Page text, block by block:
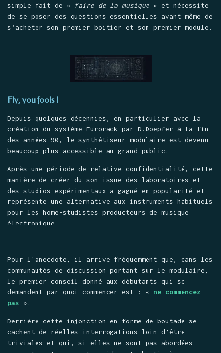
simple fait de «
faire de la musique » et nécessite
de se poser des questions essentielles avant même de
s’acheter son premier boitier et son premier module.
Fly, you fools !
Depuis quelques décennies, en particulier avec la
création du système Eurorack par D.Doepfer à la fin
des années 90, le synthétiseur modulaire est devenu
beaucoup plus accessible au grand public.
Après une période de relative confidentialité, cette
manière de créer du son issue des laboratoires et
des studios expérimentaux a gagné en popularité et
représente une alternative aux instruments habituels
pour les home-studistes producteurs de musique
électronique.
Pour l'anecdote, il arrive fréquemment que, dans les
communautés de discussion portant sur le modulaire,
le premier conseil donné aux débutants qui se
demandent par quoi commencer est : « ne commencez
pas ».
Derrière cette injonction en forme de boutade se
cachent de réelles interrogations loin d’être
triviales et qui, si elles ne sont pas abordées